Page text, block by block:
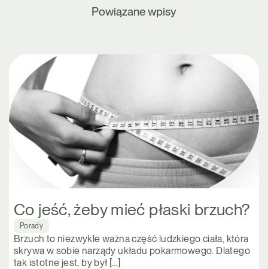
Powiązane wpisy
Co jeść, żeby mieć płaski brzuch?
Porady
Brzuch to niezwykle ważna część ludzkiego ciała, która
skrywa w sobie narządy układu pokarmowego. Dlatego
tak istotne jest, by był […]